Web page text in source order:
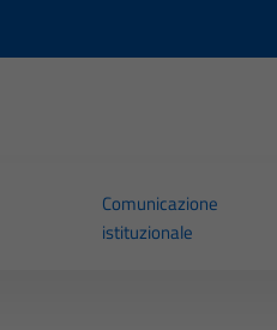
Comunicazione
istituzionale